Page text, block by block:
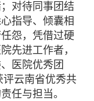
对待同事团结
指导、倾囊相
怨，凭借过硬
先进工作者，
医院优秀团
评云南省优秀共
任与担当。